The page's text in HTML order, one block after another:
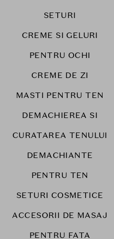
SETURI
CREME SI GELURI
PENTRU OCHI
CREME DE ZI
MASTI PENTRU TEN
DEMACHIEREA SI
CURATAREA TENULUI
DEMACHIANTE
PENTRU TEN
SETURI COSMETICE
ACCESORII DE MASAJ
PENTRU FATA